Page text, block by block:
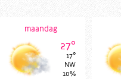
maandag
27°
17°
NW
10%